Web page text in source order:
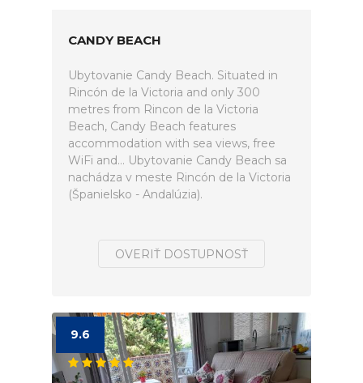
CANDY BEACH
Ubytovanie Candy Beach. Situated in
Rincón de la Victoria and only 300
metres from Rincon de la Victoria
Beach, Candy Beach features
accommodation with sea views, free
WiFi and... Ubytovanie Candy Beach sa
nachádza v meste Rincón de la Victoria
(Španielsko - Andalúzia).
OVERIŤ DOSTUPNOSŤ
9.6